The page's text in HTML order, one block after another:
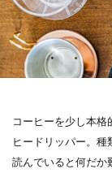
コーヒーを少し本
ヒードリッパー。
読んでいると何だか